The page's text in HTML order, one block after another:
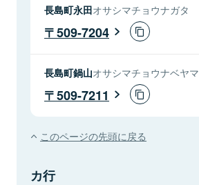
長島町永田オサシマチョウナガタ
509-7204
長島町鍋山オサシマチョウナベヤマ
509-7211
このページの先頭に戻る
カ行